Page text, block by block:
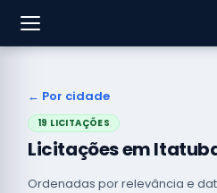
← Por cidade
19 LICITAÇÕES
Licitações em
Ordenadas por relevância e